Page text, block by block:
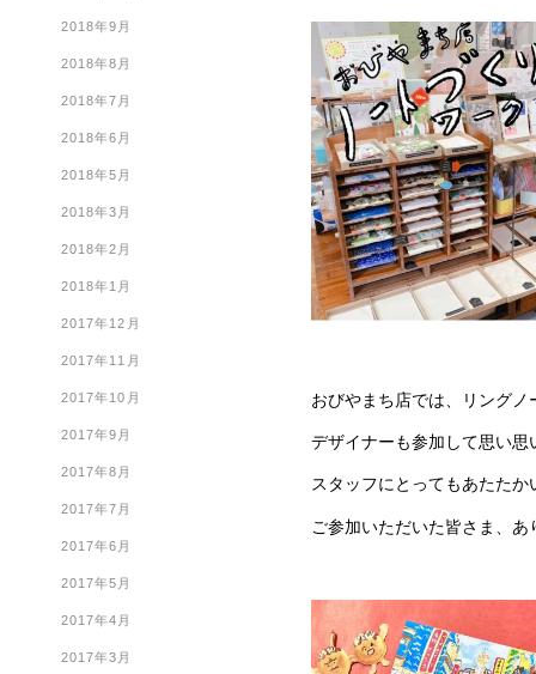
2018年9月
2018年8月
2018年7月
2018年6月
2018年5月
2018年3月
2018年2月
2018年1月
2017年12月
2017年11月
2017年10月
2017年9月
2017年8月
2017年7月
2017年6月
2017年5月
2017年4月
2017年3月
おびやまち店では、リング
デザイナーも参加して思い
スタッフにとってもあたた
ご参加いただいた皆さま、